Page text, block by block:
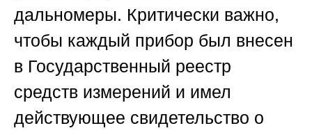
дальномеры. Критически важно,
чтобы каждый прибор был внесен
в Государственный реестр
средств измерений и имел
действующее свидетельство о